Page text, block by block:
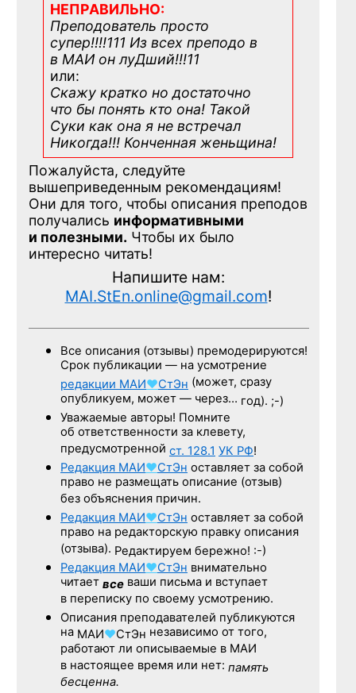
НЕПРАВИЛЬНО:
Преподователь просто
супер!!!!111 Из всех преподо в
в МАИ он луДший!!!11
или:
Скажу кратко но достаточно
что бы понять кто она! Такой
Суки как она я не встречал
Никогда!!! Конченная женьщина!
Пожалуйста, следуйте
вышеприведенным рекомендациям!
Они для того, чтобы описания преподов
получались информативными
и полезными. Чтобы их было
интересно читать!
Напишите нам:
MAI.StEn.online@gmail.com!
Все описания (отзывы) премодерируются!
Срок публикации — на усмотрение
редакции МАИ♥СтЭн (может, сразу
опубликуем, может — через… год). ;-)
Уважаемые авторы! Помните
об ответственности за клевету,
предусмотренной ст. 128.1 УК РФ!
Редакция МАИ♥СтЭн оставляет за собой
право не размещать описание (отзыв)
без объяснения причин.
Редакция МАИ♥СтЭн оставляет за собой
право на редакторскую правку описания
(отзыва). Редактируем бережно! :-)
Редакция МАИ♥СтЭн внимательно
читает все ваши письма и вступает
в переписку по своему усмотрению.
Описания преподавателей публикуются
на МАИ♥СтЭн независимо от того,
работают ли описываемые в МАИ
в настоящее время или нет: память
бесценна.